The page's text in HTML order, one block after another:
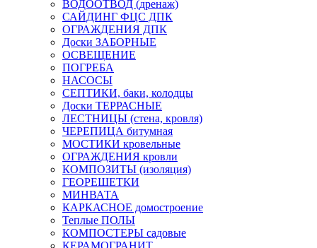
ВОДООТВОД (дренаж)
САЙДИНГ ФЦС ДПК
ОГРАЖДЕНИЯ ДПК
Доски ЗАБОРНЫЕ
ОСВЕЩЕНИЕ
ПОГРЕБА
НАСОСЫ
СЕПТИКИ, баки, колодцы
Доски ТЕРРАСНЫЕ
ЛЕСТНИЦЫ (стена, кровля)
ЧЕРЕПИЦА битумная
МОСТИКИ кровельные
ОГРАЖДЕНИЯ кровли
КОМПОЗИТЫ (изоляция)
ГЕОРЕШЕТКИ
МИНВАТА
КАРКАСНОЕ домостроение
Теплые ПОЛЫ
КОМПОСТЕРЫ садовые
КЕРАМОГРАНИТ